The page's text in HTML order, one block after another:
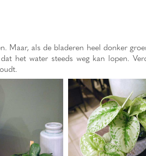
Maar, als de bladeren heel donker
het water steeds weg kan lopen.